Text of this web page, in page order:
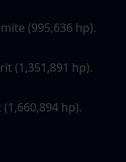
(995,636 hp).
(1,351,891 hp).
hp).